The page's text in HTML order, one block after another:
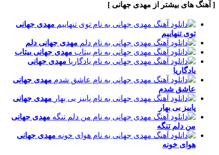
[ آهنگ های بیشتر از مهدی جهانی ]
مهدی جهانی
توی تنهاییم
مهدی جهانی دلم
مهدی جهانی بیتاب
مهدی جهانی
یادگاریا
مهدی جهانی
عاشق شدم
مهدی جهانی
پاییز بی بهار
مهدی جهانی
من دلم تنگه
مهدی جهانی
هوای خونه